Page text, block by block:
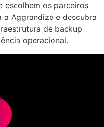
escolhem os parceiros
Aggrandize e descubra
de backup
operacional.